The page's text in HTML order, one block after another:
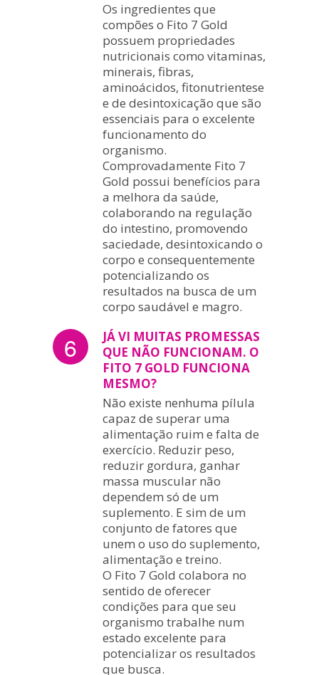
Os ingredientes que
compões o Fito 7 Gold
possuem propriedades
nutricionais como vitaminas,
minerais, fibras,
aminoácidos, fitonutrientese
e de desintoxicação que são
essenciais para o excelente
funcionamento do
organismo.
Comprovadamente Fito 7
Gold possui benefícios para
a melhora da saúde,
colaborando na regulação
do intestino, promovendo
saciedade, desintoxicando o
corpo e consequentemente
potencializando os
resultados na busca de um
corpo saudável e magro.
6
JÁ VI MUITAS PROMESSAS
QUE NÃO FUNCIONAM. O
FITO 7 GOLD FUNCIONA
MESMO?
Não existe nenhuma pílula
capaz de superar uma
alimentação ruim e falta de
exercício. Reduzir peso,
reduzir gordura, ganhar
massa muscular não
dependem só de um
suplemento. E sim de um
conjunto de fatores que
unem o uso do suplemento,
alimentação e treino.
O Fito 7 Gold colabora no
sentido de oferecer
condições para que seu
organismo trabalhe num
estado excelente para
potencializar os resultados
que busca.